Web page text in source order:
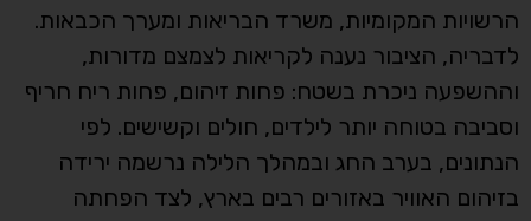
הרשויות המקומיות, משרד הבריאות ומערך הכבאות.
לדבריה, הציבור נענה לקריאות לצמצם מדורות,
וההשפעה ניכרת בשטח: פחות זיהום, פחות ריח חריף
וסביבה בטוחה יותר לילדים, חולים וקשישים. לפי
הנתונים, בערב החג ובמהלך הלילה נרשמה ירידה
בזיהום האוויר באזורים רבים בארץ, לצד הפחתה